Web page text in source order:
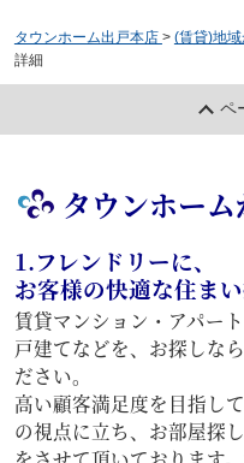
タウンホーム出戸本店 > (賃貸)地
詳細
ペ
タウンホー
1.フレンドリーに、
お客様の快適な住ま
賃貸マンション・アパー
戸建てなどを、お探しな
ださい。
高い顧客満足度を目指し
の視点に立ち、お部屋探